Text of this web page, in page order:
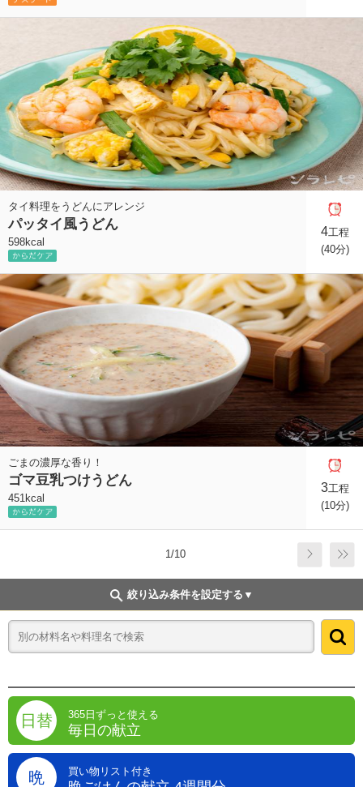
タイ料理をうどんにアレンジ
パッタイ風うどん
598kcal
4工程
(40分)
ごまの濃厚な香り！
ゴマ豆乳つけうどん
451kcal
3工程
(10分)
1/10
絞り込み条件を設定する
日替 365日ずっと使える
毎日の献立
晩 買い物リスト付き